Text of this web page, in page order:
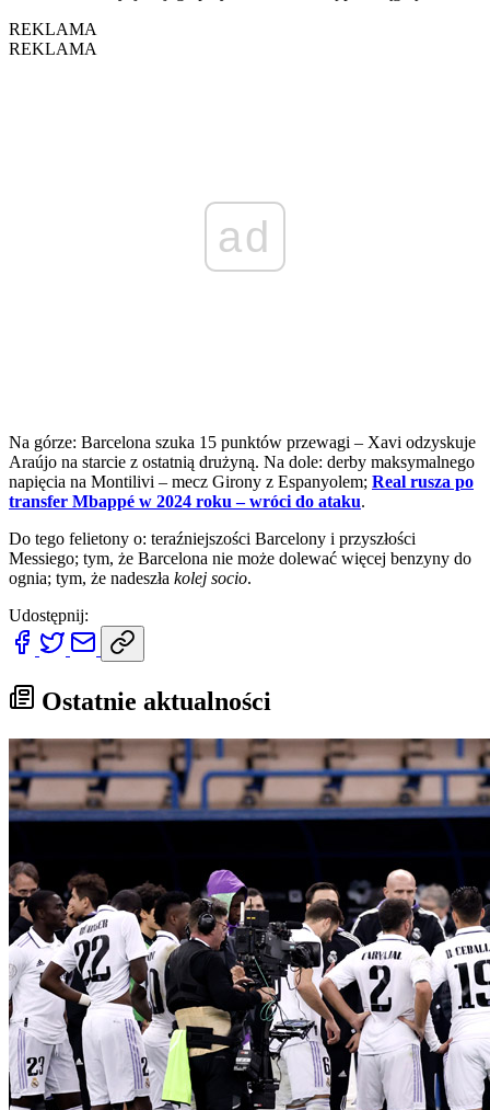
REKLAMA
REKLAMA
ad
Na górze: Barcelona szuka 15 punktów przewagi – Xavi odzyskuje
Araújo na starcie z ostatnią drużyną. Na dole: derby maksymalnego
napięcia na Montilivi – mecz Girony z Espanyolem; Real rusza po
transfer Mbappé w 2024 roku – wróci do ataku.
Do tego felietony o: teraźniejszości Barcelony i przyszłości
Messiego; tym, że Barcelona nie może dolewać więcej benzyny do
ognia; tym, że nadeszła kolej socio.
Udostępnij:
Ostatnie aktualności